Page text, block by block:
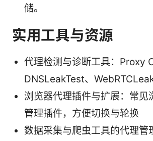
储。
实用工具与资源
代理检测与诊断工具：Proxy
DNSLeakTest、
浏览器代理插件与扩展：常见
管理插件，方便切换与轮换
数据采集与爬虫工具的代理管